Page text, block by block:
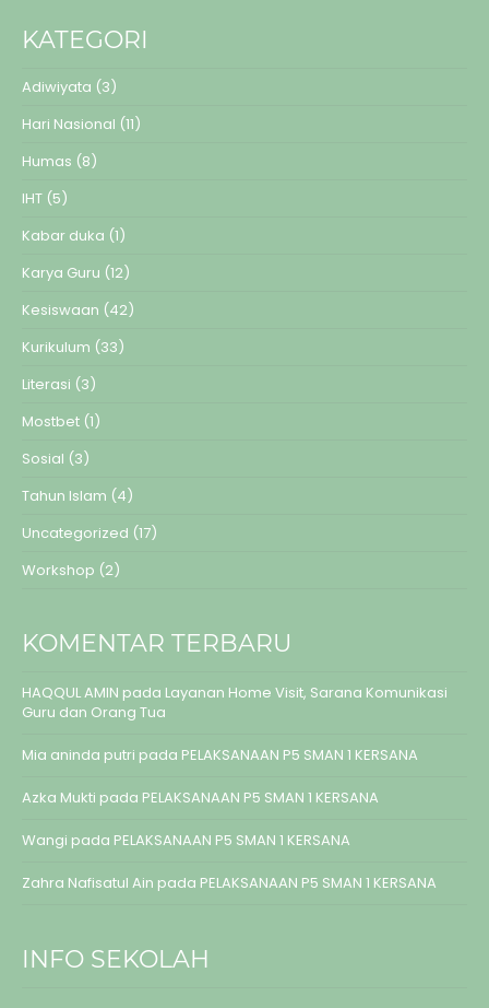
KATEGORI
Adiwiyata (3)
Hari Nasional (11)
Humas (8)
IHT (5)
Kabar duka (1)
Karya Guru (12)
Kesiswaan (42)
Kurikulum (33)
Literasi (3)
Mostbet (1)
Sosial (3)
Tahun Islam (4)
Uncategorized (17)
Workshop (2)
KOMENTAR TERBARU
HAQQUL AMIN pada Layanan Home Visit, Sarana Komunikasi
Guru dan Orang Tua
Mia aninda putri pada PELAKSANAAN P5 SMAN 1 KERSANA
Azka Mukti pada PELAKSANAAN P5 SMAN 1 KERSANA
Wangi pada PELAKSANAAN P5 SMAN 1 KERSANA
Zahra Nafisatul Ain pada PELAKSANAAN P5 SMAN 1 KERSANA
INFO SEKOLAH